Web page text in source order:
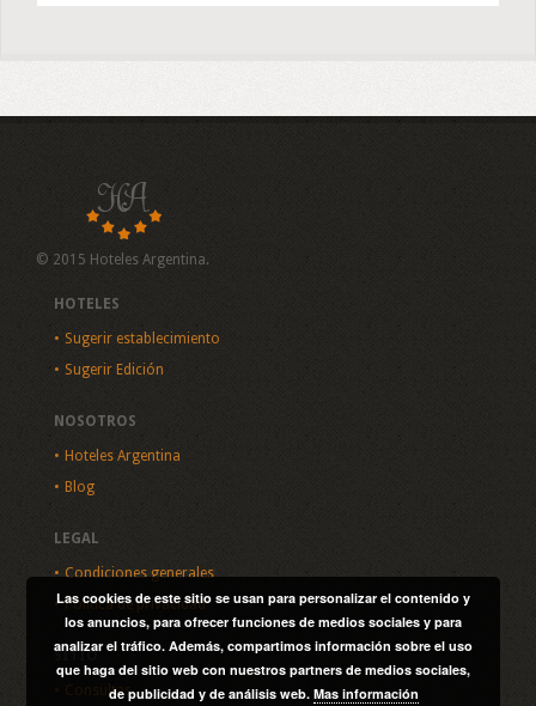
© 2015 Hoteles Argentina.
HOTELES
Sugerir establecimiento
Sugerir Edición
NOSOTROS
Hoteles Argentina
Blog
LEGAL
Condiciones generales
Política de privacidad
SITIO
Consultas
Las cookies de este sitio se usan para personalizar el contenido y
los anuncios, para ofrecer funciones de medios sociales y para
analizar el tráfico. Además, compartimos información sobre el uso
que haga del sitio web con nuestros partners de medios sociales,
de publicidad y de análisis web. Mas información